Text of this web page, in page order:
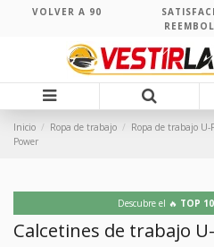
VOLVER A 90
Inicio Ropa de trabajo Ropa de trabajo U-
Power
Descubre el 🔥 TOP 10
Calcetines de trabajo